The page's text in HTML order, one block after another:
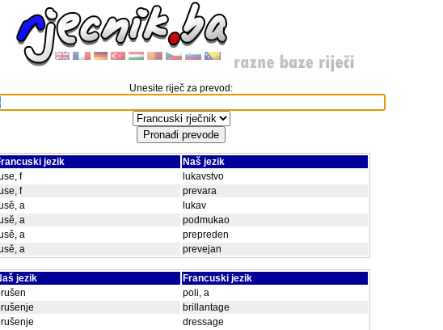
Unesite riječ za prevod:
jezik
Naš jezik
f
lukavstvo
f
prevara
a
lukav
a
podmukao
a
prepreden
a
prevejan
jezik
Francuski jezik
poli, a
brillantage
dressage